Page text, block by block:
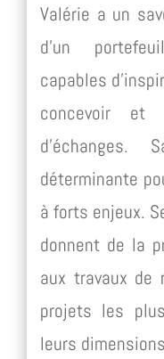
Valérie a un
d’un
capables
concevoir et
déterminante
à forts enjeux.
donnent de la
aux travaux de
projets les
leurs